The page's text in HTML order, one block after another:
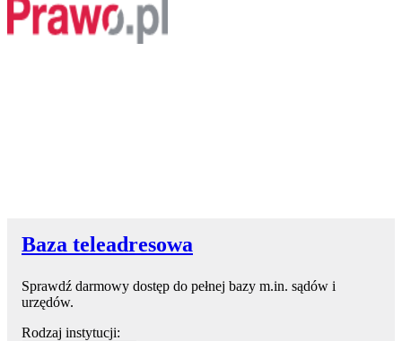
Baza teleadresowa
Sprawdź darmowy dostęp do pełnej bazy m.in. sądów i
urzędów.
Rodzaj instytucji: